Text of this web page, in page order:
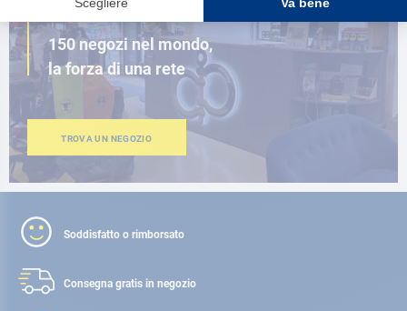
150 negozi nel mondo,
la forza di una rete
TROVA UN NEGOZIO
Soddisfatto o rimborsato
Consegna gratis in negozio